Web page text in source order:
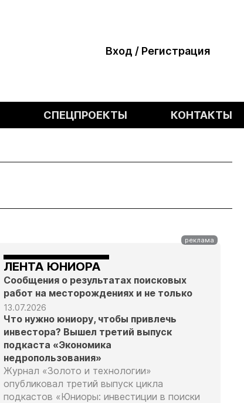
Вход / Регистрация
СПЕЦПРОЕКТЫ КОНТАКТЫ
ЛЕНТА ЮНИОРА
Сообщения о результатах поисковых
работ на месторождениях и не только
13.07.2026
Что нужно юниору, чтобы привлечь
инвестора? Вышел третий выпуск
подкаста «Экономика
недропользования»
Журнал «Золото и технологии»
опубликовал третий выпуск цикла
подкастов «Юниоры: инвестиции в поиски